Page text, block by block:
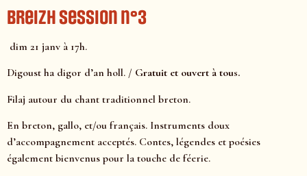
Breizh Session n°3
dim 21 janv à 17h.
Digoust ha digor d’an holl. / Gratuit et ouvert à tous.
Filaj autour du chant traditionnel breton.
En breton, gallo, et/ou français. Instruments doux
d’accompagnement acceptés. Contes, légendes et poésies
également bienvenus pour la touche de féerie.